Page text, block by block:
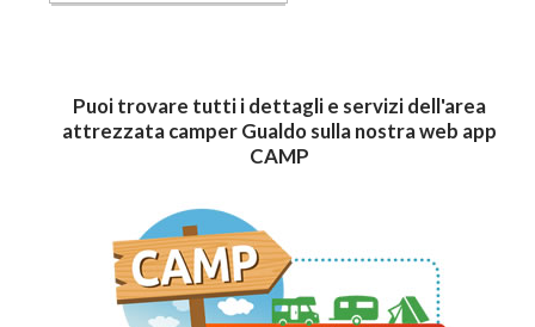
Puoi trovare tutti i dettagli e servizi dell'area
attrezzata camper Gualdo sulla nostra web app
CAMP